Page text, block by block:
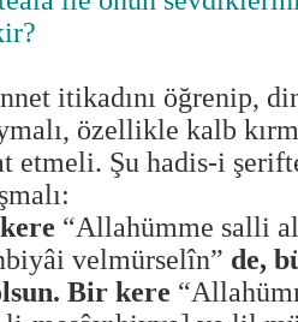
itikadını öğrenip,
özellikle kalb
etmeli. Şu hadis-i
“Allahümme salli
velmürselîn” de,
Bir kere